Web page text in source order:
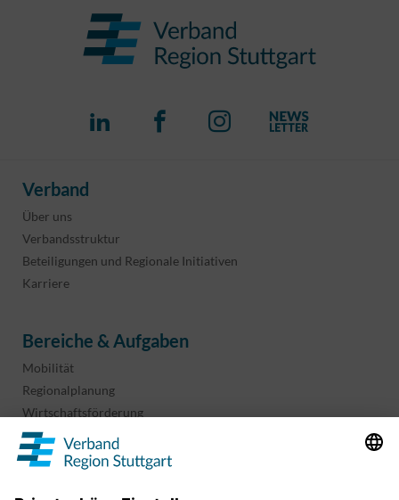
Verband
Über uns
Verbandsstruktur
Beteiligungen und Regionale Initiativen
Karriere
Bereiche & Aufgaben
Mobilität
Regionalplanung
Wirtschaftsförderung
Sport und Kultur